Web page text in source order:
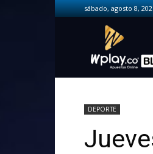
sábado, agosto 8,
DEPORTE